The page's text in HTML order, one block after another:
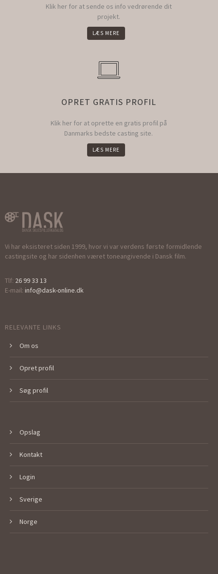
Klik her for at sende os info vedrørende dit
projekt.
LÆS MERE
OPRET GRATIS PROFIL
Klik her for at oprette en gratis profil på
Danmarks bedste casting site.
LÆS MERE
Vi har eksisteret siden 1999, hvor vi var verdens første formidlende
castingsite og har sidenhen været toneangivende i Dansk film.
Tlf: 26 99 33 13
E-mail: info@dask-online.dk
RELEVANTE LINKS
Om os
Opret profil
Søg profil
Opslag
Kontakt
Login
Sverige
Norge